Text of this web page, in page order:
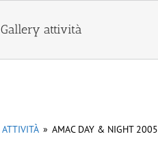
Gallery attività
ATTIVITÀ » AMAC DAY & NIGHT 2005